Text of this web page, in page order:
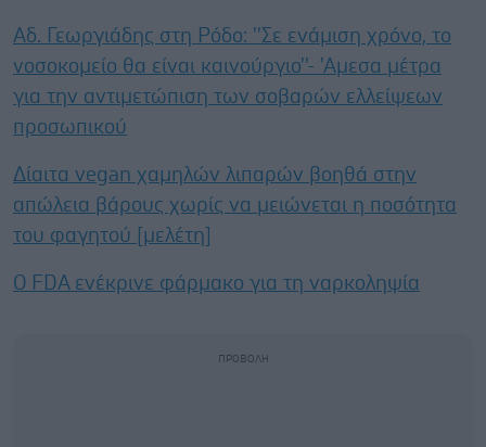
Αδ. Γεωργιάδης στη Ρόδο: ''Σε ενάμιση χρόνο, το
νοσοκομείο θα είναι καινούργιο''- 'Αμεσα μέτρα
για την αντιμετώπιση των σοβαρών ελλείψεων
προσωπικού
Δίαιτα vegan χαμηλών λιπαρών βοηθά στην
απώλεια βάρους χωρίς να μειώνεται η ποσότητα
του φαγητού [μελέτη]
Ο FDA ενέκρινε φάρμακο για τη ναρκοληψία